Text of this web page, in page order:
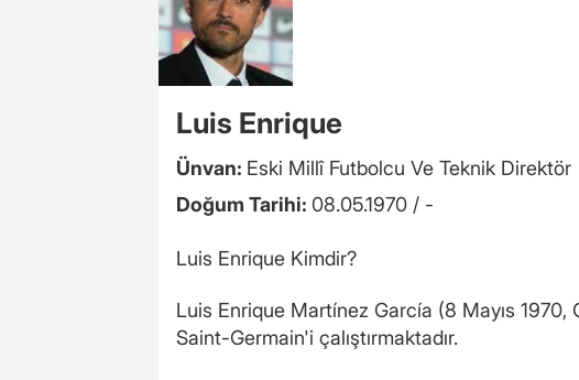
Luis Enrique
Ünvan: Eski Millî Futbolcu Ve Teknik Direktör
Doğum Tarihi: 08.05.1970 / -
Luis Enrique Kimdir?
Luis Enrique Martínez García (8 Mayıs
Saint-Germain'i çalıştırmaktadır.